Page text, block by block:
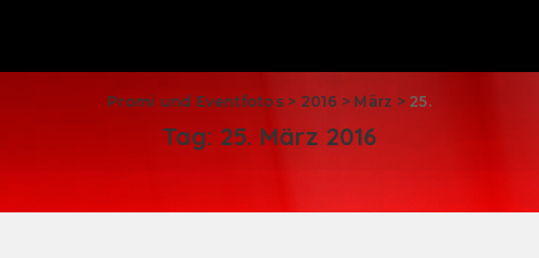
Promi und Eventfotos> 2016 > März > 25.
Tag: 25. März 2016